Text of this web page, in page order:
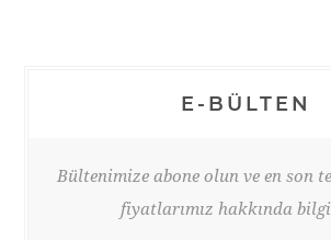
E-BÜLTEN
Bültenimize abone olun ve en son
fiyatlarımız hakkında